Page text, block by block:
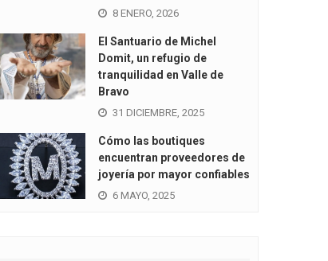
8 ENERO, 2026
El Santuario de Michel
Domit, un refugio de
tranquilidad en Valle de
Bravo
31 DICIEMBRE, 2025
Cómo las boutiques
encuentran proveedores de
joyería por mayor confiables
6 MAYO, 2025